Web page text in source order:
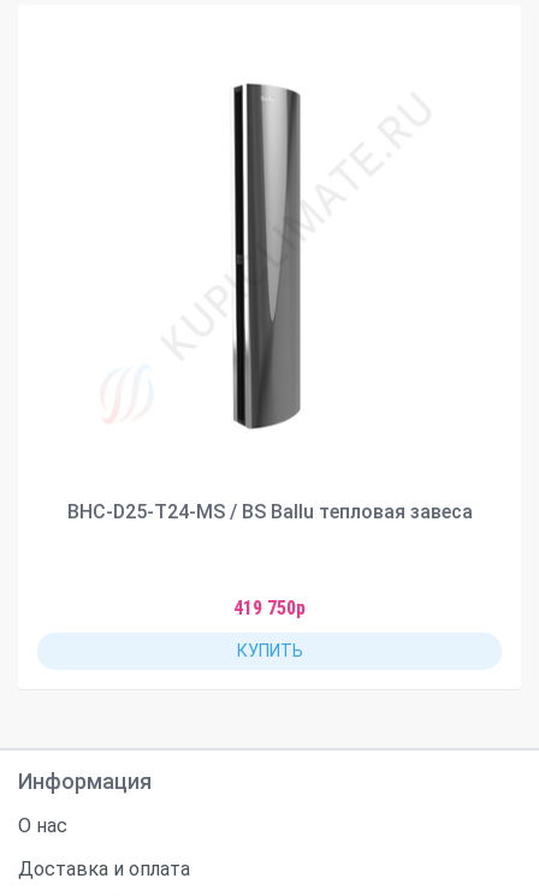
BHC-D25-T24-MS / BS Ballu тепловая завеса
419 750р
КУПИТЬ
Информация
О нас
Доставка и оплата